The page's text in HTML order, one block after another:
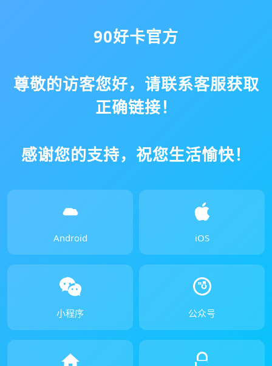
90好卡官方
尊敬的访客您好，请联系客服获取
正确链接！
感谢您的支持，祝您生活愉快！
Android iOS
小程序 公众号